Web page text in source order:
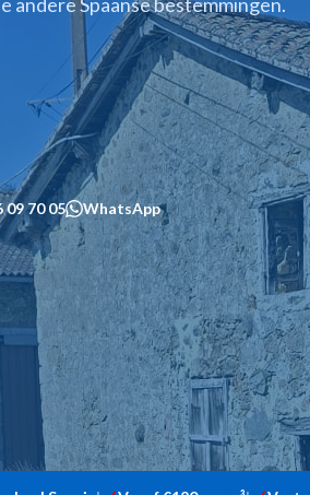
09 70 05 WhatsApp